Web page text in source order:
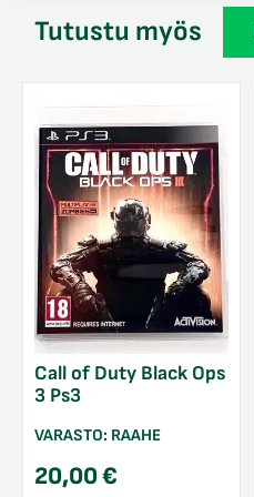
Tutustu myös
Call of Duty Black Ops
3 Ps3
VARASTO: RAAHE
20,00€